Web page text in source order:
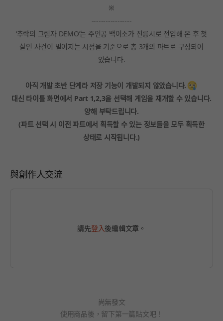
※
-----------------
‘추락의 그림자 DEMO’는 주인공 백이소가 진릉시로 전입해 온 후 첫
살인 사건이 벌어지는 시점을 기준으로 총 3개의 파트로 구성되어
있습니다.
아직 개발 초반 단계라 저장 기능이 개발되지 않았습니다.
대신 타이틀 화면에서 Part 1,2,3을 선택해 게임을 재개할 수 있습니다.
양해 부탁드립니다.
(파트 선택 시 이전 파트에서 획득할 수 있는 정보들을 모두 획득한
상태로 시작됩니다.)
與創作人交流
請先登入後編輯文章。
尚無發文
使用商品後，留下第一篇貼文吧！